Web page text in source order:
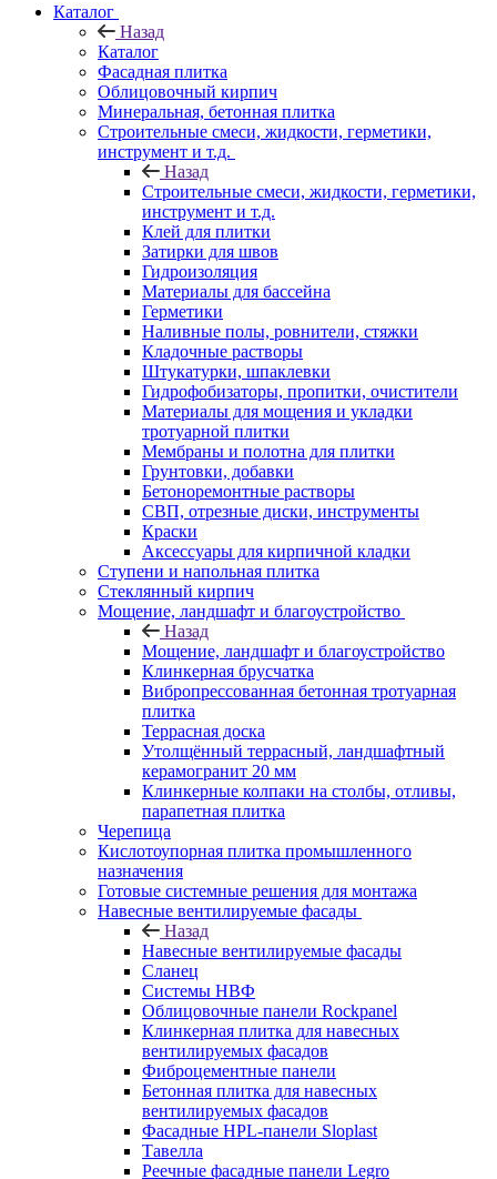
Каталог
Назад
Каталог
Фасадная плитка
Облицовочный кирпич
Минеральная, бетонная плитка
Строительные смеси, жидкости, герметики,
инструмент и т.д.
Назад
Строительные смеси, жидкости, герметики,
инструмент и т.д.
Клей для плитки
Затирки для швов
Гидроизоляция
Материалы для бассейна
Герметики
Наливные полы, ровнители, стяжки
Кладочные растворы
Штукатурки, шпаклевки
Гидрофобизаторы, пропитки, очистители
Материалы для мощения и укладки
тротуарной плитки
Мембраны и полотна для плитки
Грунтовки, добавки
Бетоноремонтные растворы
СВП, отрезные диски, инструменты
Краски
Аксессуары для кирпичной кладки
Ступени и напольная плитка
Cтеклянный кирпич
Мощение, ландшафт и благоустройство
Назад
Мощение, ландшафт и благоустройство
Клинкерная брусчатка
Вибропрессованная бетонная тротуарная
плитка
Террасная доска
Утолщённый террасный, ландшафтный
керамогранит 20 мм
Клинкерные колпаки на столбы, отливы,
парапетная плитка
Черепица
Кислотоупорная плитка промышленного
назначения
Готовые системные решения для монтажа
Навесные вентилируемые фасады
Назад
Навесные вентилируемые фасады
Сланец
Системы НВФ
Облицовочные панели Rockpanel
Клинкерная плитка для навесных
вентилируемых фасадов
Фиброцементные панели
Бетонная плитка для навесных
вентилируемых фасадов
Фасадные HPL-панели Sloplast
Тавелла
Реечные фасадные панели Legro